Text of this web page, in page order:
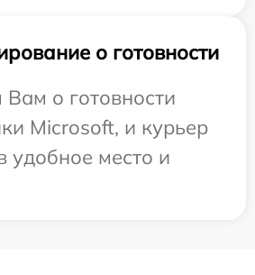
о готовности
о готовности
Microsoft, и курьер
удобное место и